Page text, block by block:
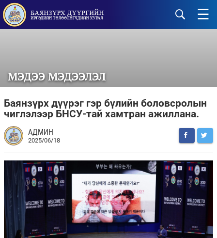
☰
МЭДЭЭ МЭДЭЭЛЭЛ
Баянзүрх дүүрэг гэр бүлийн боловсролын
чиглэлээр БНСУ-тай хамтран ажиллана.
АДМИН
2025/06/18